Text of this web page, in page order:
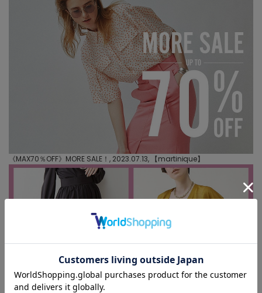
《MAX70％OFF》MORE SALE！, 2023.07.13, 【martinique】